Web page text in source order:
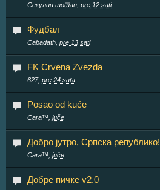
Секулин шотан, pre 12 sati
Фудбал
Cabadath, pre 13 sati
FK Crvena Zvezda
627, pre 24 sata
Posao od kuće
Cara™, juče
Добро јутро, Српска републико!
Cara™, juče
Добре пичке v2.0